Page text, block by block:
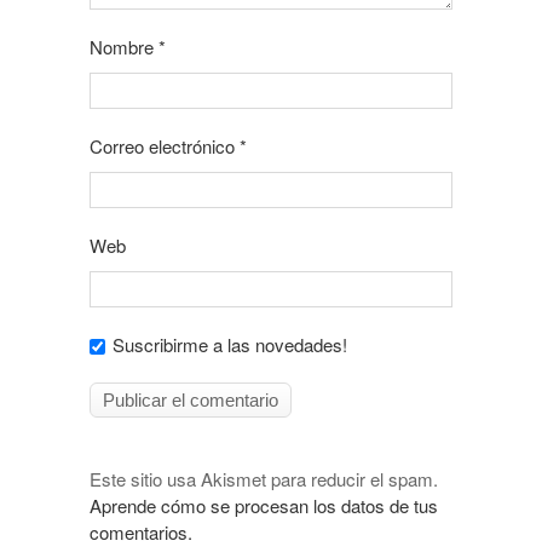
Nombre*
Correo electrónico*
Web
Suscribirme a las novedades!
Este sitio usa Akismet para reducir el spam.
Aprende cómo se procesan los datos de tus
comentarios.